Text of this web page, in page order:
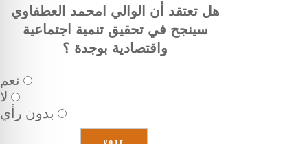
هل تعتقد أن الوالي امحمد العطفاوي
سينجح في تحقيق تنمية اجتماعية
واقتصادية بوجدة ؟
نعم
لا
بدون رأي